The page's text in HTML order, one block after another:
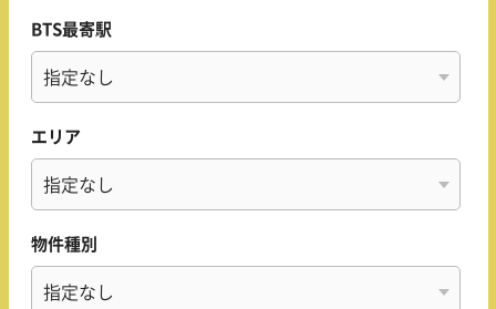
BTS最寄駅
エリア
物件種別